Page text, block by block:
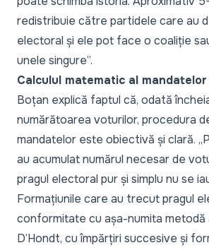
redistribuie către partidele care au
electoral și ele pot face o coaliție
unele singure”.
Calculul matematic al mandatelor
Boțan explică faptul că, odată
numărătoarea voturilor, procedura
mandatelor este obiectivă și clară.
au acumulat numărul necesar de
pragul electoral pur și simplu nu se
Formațiunile care au trecut pragul
conformitate cu așa-numita metodă
D’Hondt, cu împărțiri succesive și